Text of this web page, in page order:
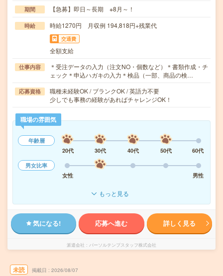
期間 【急募】即日～長期 ※8月～！
時給 時給1270円 月収例 194,818円+残業代
交通費
全額支給
仕事内容
＊受注データの入力（注文NO・個数など）＊書類作成・チ
ェック＊申込ハガキの入力＊検品（一部、商品の検…
応募資格
職種未経験OK / ブランクOK / 英語力不要
少しでも事務の経験があればチャレンジOK！
職場の雰囲気
年齢層
20代
30代 40代 50代
60代
男女比率
女性
男性
もっと見る
気になる! 応募へ進む 詳しく見る
派遣会社 パーソルテンプスタッフ株式会社
未読 掲載日 2026/08/07